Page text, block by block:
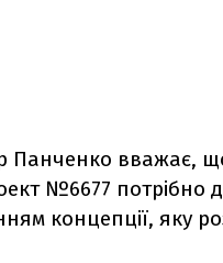
Панченко вважає,
№6677 потрібно
концепції, яку